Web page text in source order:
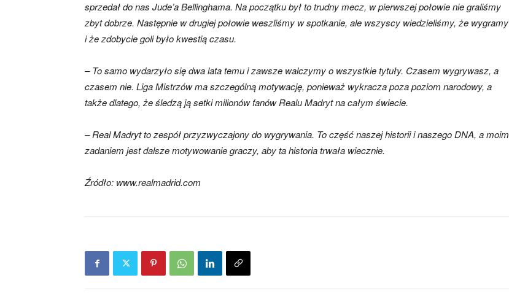
sprzedał do nas Jude’a Bellinghama. Na początku był to trudny mecz, w pierwszej połowie nie graliśmy
zbyt dobrze. Następnie w drugiej połowie weszliśmy w spotkanie, ale wszyscy wiedzieliśmy, że wygramy
i że zdobycie goli było kwestią czasu.
– To samo wydarzyło się dwa lata temu i zawsze walczymy o wszystkie tytuły. Czasem wygrywasz, a
czasem nie. Liga Mistrzów ma szczególną motywację, ponieważ wykracza poza poziom narodowy, a
także dlatego, że śledzą ją setki milionów fanów Realu Madryt na całym świecie.
– Real Madryt to zespół przyzwyczajony do wygrywania. To część naszej historii i naszego DNA, a moim
zadaniem jest dalsze motywowanie graczy, aby ta historia trwała wiecznie.
Źródło: www.realmadrid.com